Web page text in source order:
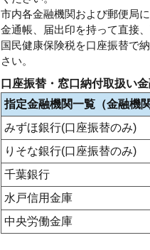
市内各金融機関および郵便局
金通帳、届出印を持って直接
国民健康保険税を口座振替で
さい。
口座振替・窓口納付取扱い
指定金融機関一覧（金融機
みずほ銀行(口座振替のみ)
りそな銀行(口座振替のみ)
千葉銀行
水戸信用金庫
中央労働金庫